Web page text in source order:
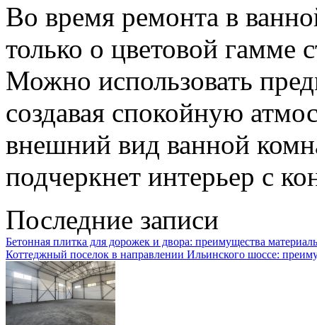
Во время ремонта в
только о цветовой гамме
Можно использовать
создавая спокойную
внешний вид ванной
подчеркнет интерьер с
Последние записи
Бетонная плитка для дорожек и двора: преимущества
Коттеджный поселок в направлении Ильинского шоссе: